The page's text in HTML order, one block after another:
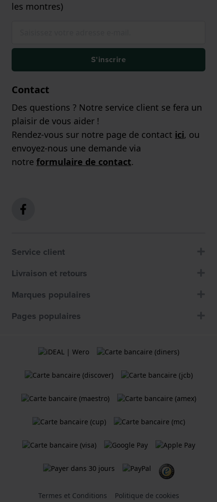
les montres)
S'inscrire
Contact
Des questions ? Notre service client se fera un
plaisir de vous aider !
Rendez-vous sur notre page de contact ici, ou
envoyez-nous une demande via
notre formulaire de contact.
Service client
Livraison et retours
Marques populaires
Pages populaires
Termes et Conditions
Politique de cookies